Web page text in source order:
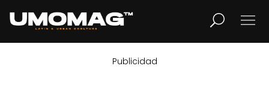
LIFESTYLE
Publicidad